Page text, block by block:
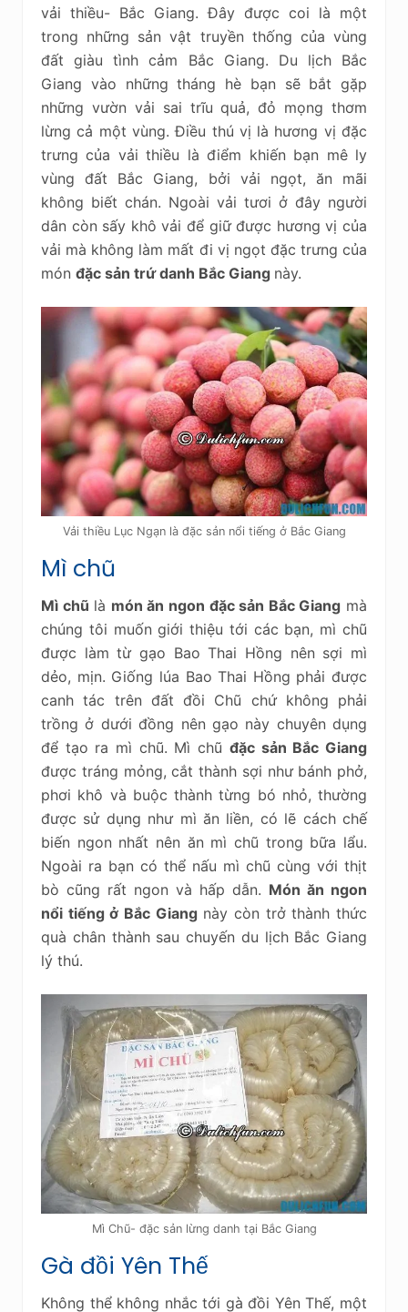
vải thiều- Bắc Giang. Đây được coi là một
trong những sản vật truyền thống của vùng
đất giàu tình cảm Bắc Giang. Du lịch Bắc
Giang vào những tháng hè bạn sẽ bắt gặp
những vườn vải sai trĩu quả, đỏ mọng thơm
lừng cả một vùng. Điều thú vị là hương vị đặc
trưng của vải thiều là điểm khiến bạn mê ly
vùng đất Bắc Giang, bởi vải ngọt, ăn mãi
không biết chán. Ngoài vải tươi ở đây người
dân còn sấy khô vải để giữ được hương vị của
vải mà không làm mất đi vị ngọt đặc trưng của
món đặc sản trứ danh Bắc Giang này.
Vải thiều Lục Ngạn là đặc sản nổi tiếng ở Bắc Giang
Mì chũ
Mì chũ là món ăn ngon đặc sản Bắc Giang mà
chúng tôi muốn giới thiệu tới các bạn, mì chũ
được làm từ gạo Bao Thai Hồng nên sợi mì
dẻo, mịn. Giống lúa Bao Thai Hồng phải được
canh tác trên đất đồi Chũ chứ không phải
trồng ở dưới đồng nên gạo này chuyên dụng
để tạo ra mì chũ. Mì chũ đặc sản Bắc Giang
được tráng mỏng, cắt thành sợi như bánh phở,
phơi khô và buộc thành từng bó nhỏ, thường
được sử dụng như mì ăn liền, có lẽ cách chế
biến ngon nhất nên ăn mì chũ trong bữa lẩu.
Ngoài ra bạn có thể nấu mì chũ cùng với thịt
bò cũng rất ngon và hấp dẫn. Món ăn ngon
nổi tiếng ở Bắc Giangnày còn trở thành thức
quà chân thành sau chuyến du lịch Bắc Giang
lý thú.
Mì Chũ- đặc sản lừng danh tại Bắc Giang
Gà đồi Yên Thế
Không thể không nhắc tới gà đồi Yên Thế, một